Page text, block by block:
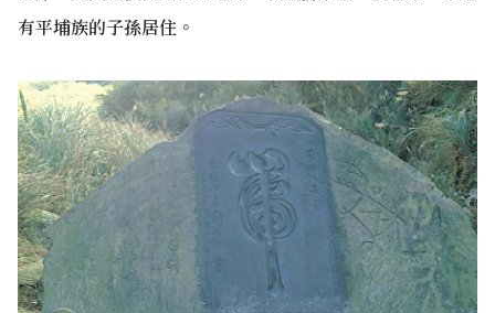
有平埔族的子孫居住。